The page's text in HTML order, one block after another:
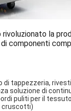
rivoluzionato la
componenti
di tappezzeria,
soluzione di
puliti per il
cruscotti)